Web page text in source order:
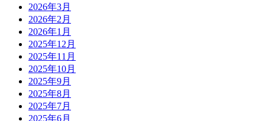
2026年3月
2026年2月
2026年1月
2025年12月
2025年11月
2025年10月
2025年9月
2025年8月
2025年7月
2025年6月